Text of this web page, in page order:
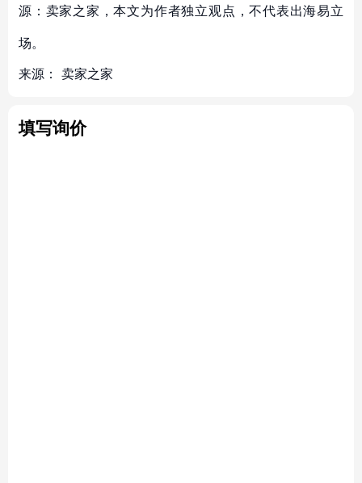
源：卖家之家，本文为作者独立观点，不代表出海易立
场。
来源： 卖家之家
填写询价